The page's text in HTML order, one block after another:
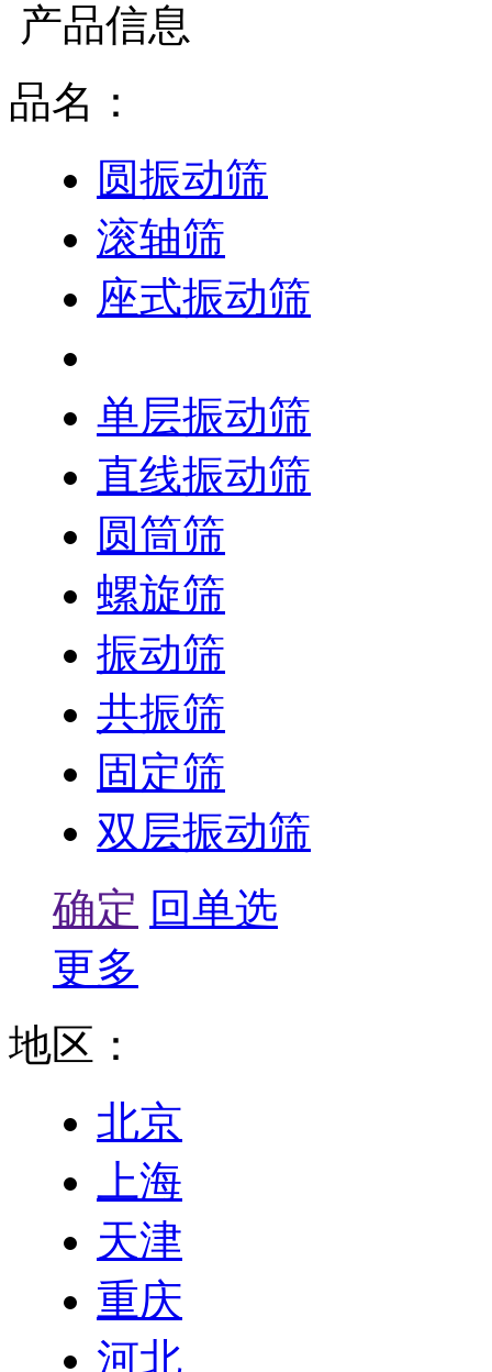
产品信息
品名：
圆振动筛
滚轴筛
座式振动筛
单层振动筛
直线振动筛
圆筒筛
螺旋筛
振动筛
共振筛
固定筛
双层振动筛
确定 回单选
更多
地区：
北京
上海
天津
重庆
河北